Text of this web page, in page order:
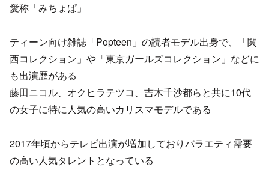
愛称「みちょぱ」
ティーン向け雑誌「Popteen」の読者モデル出身で、「関
西コレクション」や「東京ガールズコレクション」などに
も出演歴がある
藤田ニコル、オクヒラテツコ、吉木千沙都らと共に10代
の女子に特に人気の高いカリスマモデルである
2017年頃からテレビ出演が増加しておりバラエティ需要
の高い人気タレントとなっている